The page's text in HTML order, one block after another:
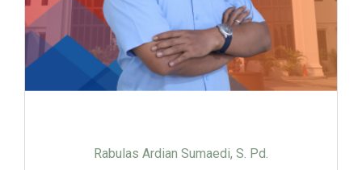
Rabulas Ardian Sumaedi, S. Pd.